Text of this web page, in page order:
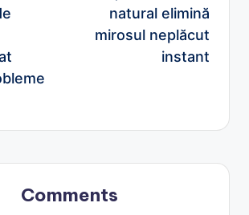
natural elimină
mirosul neplăcut
instant
Comments